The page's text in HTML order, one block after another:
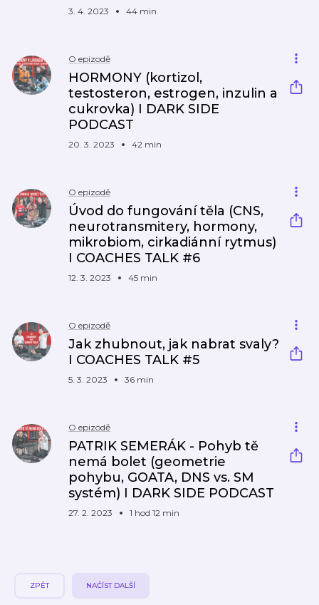
3. 4. 2023 44 min
O epizodě
HORMONY (kortizol,
testosteron, estrogen, inzulin a
cukrovka) I DARK SIDE
PODCAST
20. 3. 2023 42 min
O epizodě
Úvod do fungování těla (CNS,
neurotransmitery, hormony,
mikrobiom, cirkadiánní rytmus)
I COACHES TALK #6
12. 3. 2023 45 min
O epizodě
Jak zhubnout, jak nabrat svaly?
I COACHES TALK #5
5. 3. 2023 36 min
O epizodě
PATRIK SEMERÁK - Pohyb tě
nemá bolet (geometrie
pohybu, GOATA, DNS vs. SM
systém) I DARK SIDE PODCAST
27. 2. 2023 1 hod 12 min
ZPĚT NAČÍST DALŠÍ